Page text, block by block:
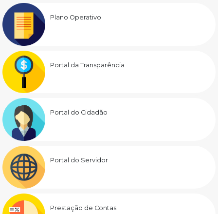
Plano Operativo
Portal da Transparência
Portal do Cidadão
Portal do Servidor
Prestação de Contas